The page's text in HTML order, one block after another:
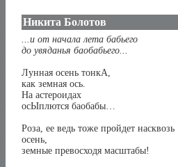
Никита Болотов
...и от начала лета бабьего
до увяданья баобабьего...
Лунная осень тонкА,
как земная ось.
На астероидах
осЫплются баобабы…
Роза, ее ведь тоже пройдет насквозь
осень,
земные превосходя масштабы!